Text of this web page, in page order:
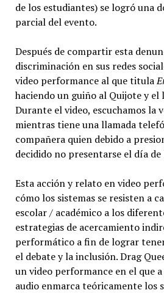
de los estudiantes) se logró una
parcial del evento.
Después de compartir esta
discriminación en sus redes
video performance al que titula
haciendo un guiño al Quijote y el
Durante el video, escuchamos la
mientras tiene una llamada
compañera quien debido a
decidido no presentarse el día de
Esta acción y relato en video
cómo los sistemas se resisten a
escolar / académico a los
estrategias de acercamiento
performático a fin de lograr
el debate y la inclusión. Drag
un video performance en el que
audio enmarca teóricamente los